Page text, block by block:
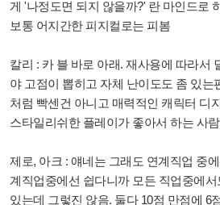
게 '나정도면 되지 않을까?' 란 마인드로
보통 어지간한 피지컬로는 피봄
칼리 : 카 블 바로 아래. 재사용에 따라서
야 고점이 뽑히고 자체 난이도도 좀 있는
처럼 빡센건 아니고 매력적인 캐릭터 디
스타일리쉬한 플레이가 좋아서 하는 사
제로, 아크 : 얘네는 그래도 연계직업 중
계직업중에선 쉽다니까 모든 직업중에
있는데 그렇진 않음. 둘다 10점 만점에 6